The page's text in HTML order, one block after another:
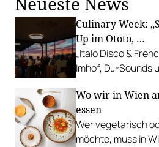
Culinary Week:
Up im Ototo, …
„Italo Disco &
Imhof, DJ-Sounds
Palme, „Fridays for
Wo wir in Wien
essen
Wer vegetarisch
möchte, muss in